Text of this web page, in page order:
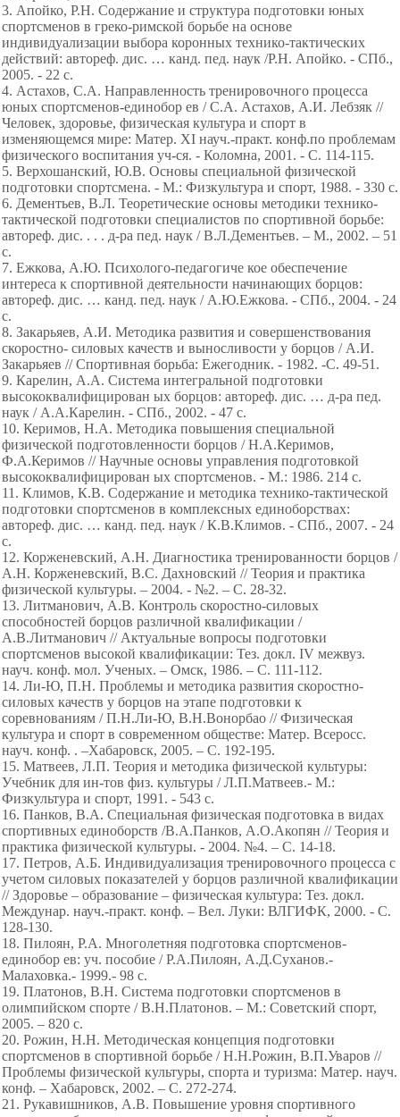
3. Апойко, Р.Н. Содержание и структура подготовки юных
спортсменов в греко-римской борьбе на основе
индивидуализации выбора коронных технико-тактических
действий: автореф. дис. … канд. пед. наук /Р.Н. Апойко. - СПб.,
2005. - 22 с.
4. Астахов, С.А. Направленность тренировочного процесса
юных спортсменов-единобор ев / С.А. Астахов, А.И. Лебзяк //
Человек, здоровье, физическая культура и спорт в
изменяющемся мире: Матер. XI науч.-практ. конф.по проблемам
физического воспитания уч-ся. - Коломна, 2001. - С. 114-115.
5. Верхошанский, Ю.В. Основы специальной физической
подготовки спортсмена. - М.: Физкультура и спорт, 1988. - 330 с.
6. Дементьев, В.Л. Теоретические основы методики технико-
тактической подготовки специалистов по спортивной борьбе:
автореф. дис. . . . д-ра пед. наук / В.Л.Дементьев. – М., 2002. – 51
с.
7. Ежкова, А.Ю. Психолого-педагогиче кое обеспечение
интереса к спортивной деятельности начинающих борцов:
автореф. дис. … канд. пед. наук / А.Ю.Ежкова. - СПб., 2004. - 24
с.
8. Закарьяев, А.И. Методика развития и совершенствования
скоростно- силовых качеств и выносливости у борцов / А.И.
Закарьяев // Спортивная борьба: Ежегодник. - 1982. -С. 49-51.
9. Карелин, А.А. Система интегральной подготовки
высококвалифицирован ых борцов: автореф. дис. … д-ра пед.
наук / А.А.Карелин. - СПб., 2002. - 47 с.
10. Керимов, Н.А. Методика повышения специальной
физической подготовленности борцов / Н.А.Керимов,
Ф.А.Керимов // Научные основы управления подготовкой
высококвалифицирован ых спортсменов. - М.: 1986. 214 с.
11. Климов, К.В. Содержание и методика технико-тактической
подготовки спортсменов в комплексных единоборствах:
автореф. дис. … канд. пед. наук / К.В.Климов. - СПб., 2007. - 24
с.
12. Корженевский, А.Н. Диагностика тренированности борцов /
А.Н. Корженевский, В.С. Дахновский // Теория и практика
физической культуры. – 2004. - №2. – С. 28-32.
13. Литманович, А.В. Контроль скоростно-силовых
способностей борцов различной квалификации /
А.В.Литманович // Актуальные вопросы подготовки
спортсменов высокой квалификации: Тез. докл. IV межвуз.
науч. конф. мол. Ученых. – Омск, 1986. – С. 111-112.
14. Ли-Ю, П.Н. Проблемы и методика развития скоростно-
силовых качеств у борцов на этапе подготовки к
соревнованиям / П.Н.Ли-Ю, В.Н.Вонорбао // Физическая
культура и спорт в современном обществе: Матер. Всеросс.
науч. конф. . –Хабаровск, 2005. – С. 192-195.
15. Матвеев, Л.П. Теория и методика физической культуры:
Учебник для ин-тов физ. культуры / Л.П.Матвеев.- M.:
Физкультура и спорт, 1991. - 543 с.
16. Панков, В.А. Специальная физическая подготовка в видах
спортивных единоборств /В.А.Панков, А.О.Акопян // Теория и
практика физической культуры. - 2004. №4. – С. 14-18.
17. Петров, А.Б. Индивидуализация тренировочного процесса с
учетом силовых показателей у борцов различной квалификации
// Здоровье – образование – физическая культура: Тез. докл.
Междунар. науч.-практ. конф. – Вел. Луки: ВЛГИФК, 2000. - С.
128-130.
18. Пилоян, Р.А. Многолетняя подготовка спортсменов-
единобор ев: уч. пособие / Р.А.Пилоян, А.Д.Суханов.-
Малаховка.- 1999.- 98 с.
19. Платонов, В.Н. Система подготовки спортсменов в
олимпийском спорте / В.Н.Платонов. – М.: Советский спорт,
2005. – 820 с.
20. Рожин, Н.Н. Методическая концепция подготовки
спортсменов в спортивной борьбе / Н.Н.Рожин, В.П.Уваров //
Проблемы физической культуры, спорта и туризма: Матер. науч.
конф. – Хабаровск, 2002. – С. 272-274.
21. Рукавишников, А.В. Повышение уровня спортивного